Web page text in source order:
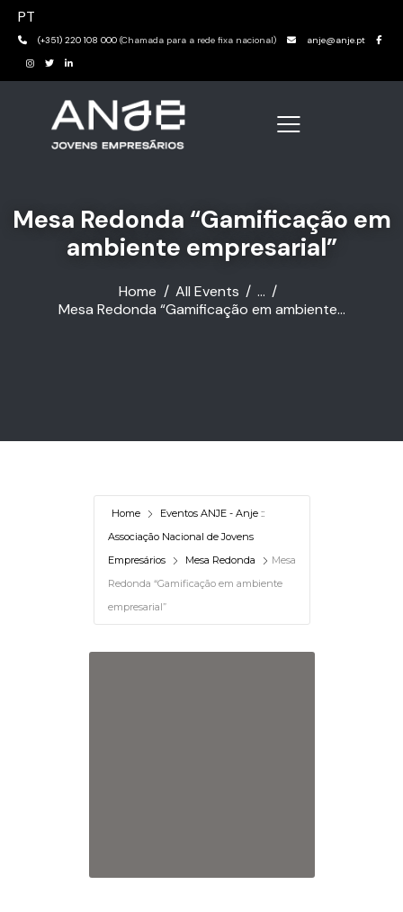
PT
(+351) 220 108 000 (Chamada para a rede fixa nacional) anje@anje.pt
Mesa Redonda “Gamificação em
ambiente empresarial”
Home All Events
...
Mesa Redonda “Gamificação em ambiente...
Home
Eventos ANJE - Anje ::
Associação Nacional de Jovens
Empresários
Mesa Redonda
Mesa
Redonda “Gamificação em ambiente
empresarial”